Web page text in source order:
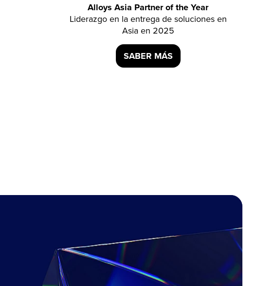
Alloys Asia Partner of the Year
Liderazgo en la entrega de soluciones en
Asia en 2025
SABER MÁS